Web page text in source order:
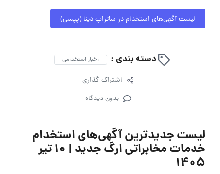
لیست آگهی‌های استخدام در ساتراپ دینا (پپسی)
دسته بندی : اخبار استخدامی
اشتراک گذاری
بدون دیدگاه
لیست جدیدترین آگهی‌های استخدام
خدمات مخابراتی ارگ جدید | ۱۰ تیر
۱۴۰۵